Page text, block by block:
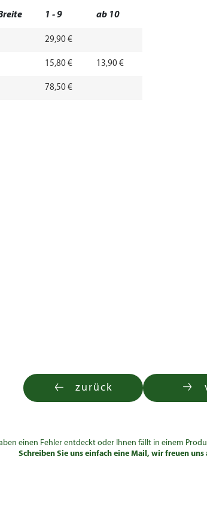
1 - 9 ab 10
29,90 €
15,80 € 13,90 €
78,50 €
zurück
einen Fehler entdeckt oder Ihnen fällt in einem
Schreiben Sie uns einfach eine Mail, wir freuen